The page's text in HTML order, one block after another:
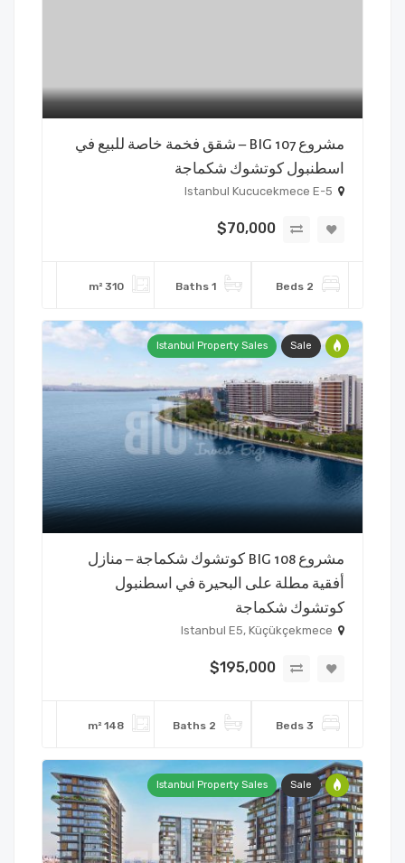
مشروع BIG 107 – شقق فخمة خاصة للبيع في
اسطنبول كوتشوك شكماجة
$70,000
2 Beds
1 Baths
310 m²
Sale
Istanbul Property Sales
مشروع BIG 108 كوتشوك شكماجة – منازل
أفقية مطلة على البحيرة في اسطنبول
كوتشوك شكماجة
$195,000
3 Beds
2 Baths
148 m²
Sale
Istanbul Property Sales